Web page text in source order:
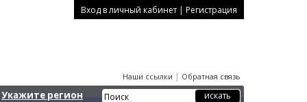
Вход в личный кабинет | Регистрация
Наши ссылки | Обратная связь
Укажите регион